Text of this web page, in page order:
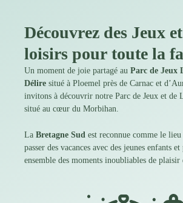
Découvrez des Jeux
loisirs pour toute la
Un moment de joie partagé au Parc de Jeux
Délire situé à Ploemel près de Carnac et
invitons à découvrir notre Parc de Jeux et de
situé au cœur du Morbihan
La Bretagne Sud est reconnue comme le
passer des vacances avec des jeunes enfants
ensemble des moments inoubliables de plaisir